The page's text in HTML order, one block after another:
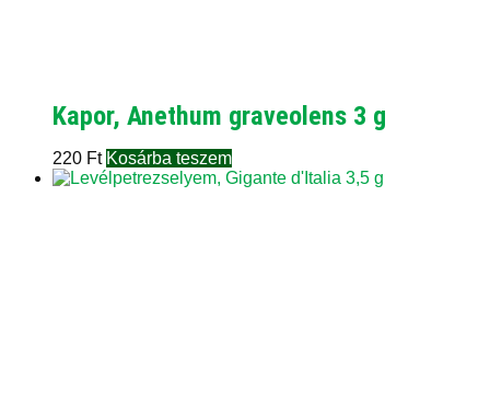
Kapor, Anethum graveolens 3 g
220 Ft Kosárba teszem